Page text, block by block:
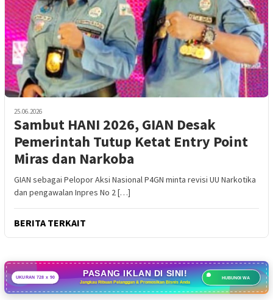
25.06.2026
Sambut HANI 2026, GIAN Desak
Pemerintah Tutup Ketat Entry Point
Miras dan Narkoba
GIAN sebagai Pelopor Aksi Nasional P4GN minta revisi UU Narkotika
dan pengawalan Inpres No 2 […]
BERITA TERKAIT
UKURAN 728 x 90 PASANG IKLAN DI SINI!
Jangkau Ribuan Pelanggan & Promosikan Bisnis Anda
HUBUNGI WA